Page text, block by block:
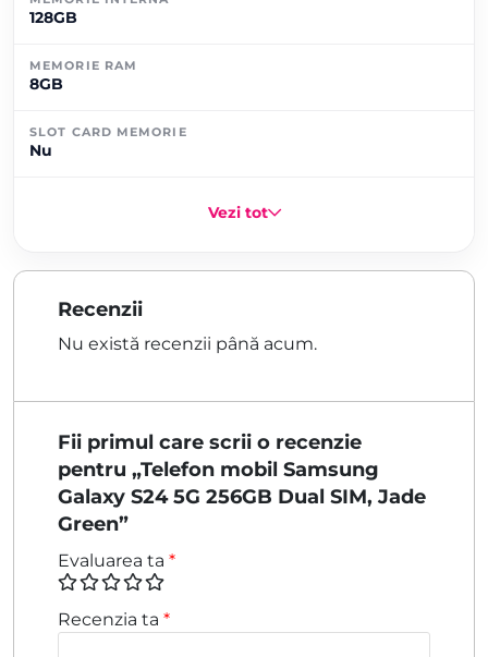
128GB
MEMORIE RAM
8GB
SLOT CARD MEMORIE
Nu
Vezi tot
Recenzii
Nu există recenzii până acum.
Fii primul care scrii o recenzie
pentru „Telefon mobil Samsung
Galaxy S24 5G 256GB Dual SIM, Jade
Green”
Evaluarea ta *
Recenzia ta *